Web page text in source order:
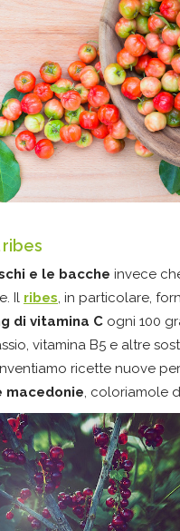
ribes
e le bacche invece
Il ribes, in particolare,
di vitamina C ogni 100
vitamina B5 e altre
ricette nuove
macedonie, coloriamole